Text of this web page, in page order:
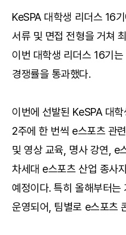
KeSPA 대학생 리더스 16
서류 및 면접 전형을 거쳐
이번 대학생 리더스 16기
경쟁률을 통과했다.
이번에 선발된 KeSPA 대
2주에 한 번씩 e스포츠 관
및 영상 교육, 명사 강연, e
차세대 e스포츠 산업 종사
예정이다. 특히 올해부터는
운영되어, 팀별로 e스포츠